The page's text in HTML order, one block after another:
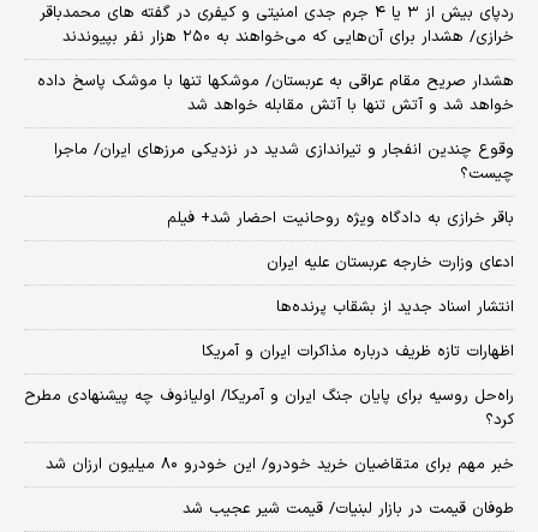
ردپای بیش از ۳ یا ۴ جرم جدی امنیتی و کیفری در گفته های محمدباقر
خرازی/ هشدار برای آن‌هایی که می‌خواهند به ۲۵۰ هزار نفر بپیوندند
هشدار صریح مقام عراقی به عربستان/ موشکها تنها با موشک پاسخ داده
خواهد شد و آتش تنها با آتش مقابله خواهد شد
وقوع چندین انفجار و تیراندازی شدید در نزدیکی مرز‌های ایران/ ماجرا
چیست؟
باقر خرازی به دادگاه ویژه روحانیت احضار شد+ فیلم
ادعای وزارت خارجه عربستان علیه ایران
انتشار اسناد جدید از بشقاب پرنده‌ها
اظهارات تازه ظریف درباره مذاکرات ایران و آمریکا
راه‌حل روسیه برای پایان جنگ ایران و آمریکا/ اولیانوف چه پیشنهادی مطرح
کرد؟
خبر مهم برای متقاضیان خرید خودرو/ این خودرو ۸۰ میلیون ارزان شد
طوفان قیمت در بازار لبنیات/ قیمت شیر عجیب شد